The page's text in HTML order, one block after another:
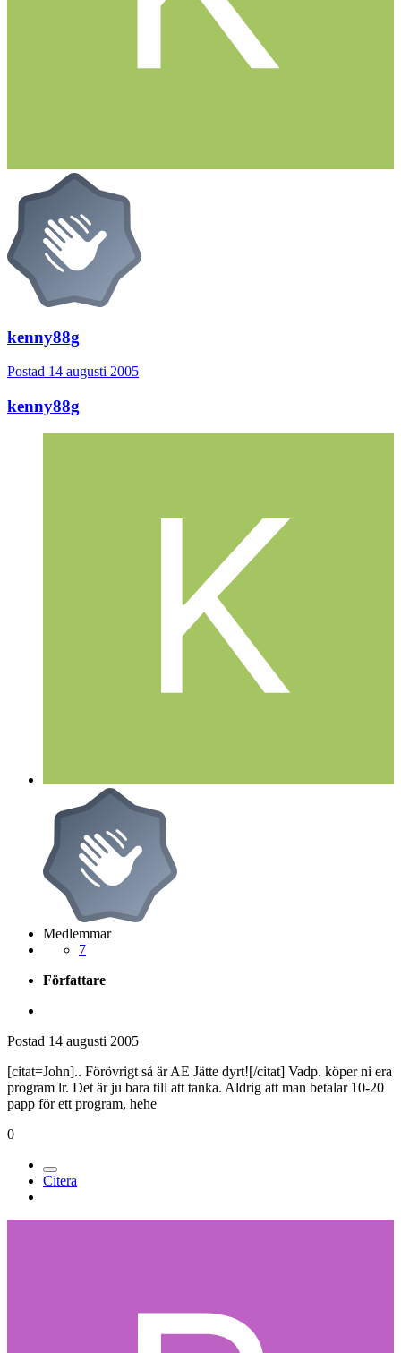
kenny88g
Postad 14 augusti 2005
kenny88g
Medlemmar
7
Författare
Postad 14 augusti 2005
[citat=John].. Förövrigt så är AE Jätte dyrt![/citat] Vadp. köper ni era
program lr. Det är ju bara till att tanka. Aldrig att man betalar 10-20
papp för ett program, hehe
0
Citera